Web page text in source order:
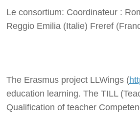
Le consortium: Coordinateur :
Reggio Emilia (Italie) Freref
The Erasmus project LLWings (
education learning. The TILL
Qualification of teacher